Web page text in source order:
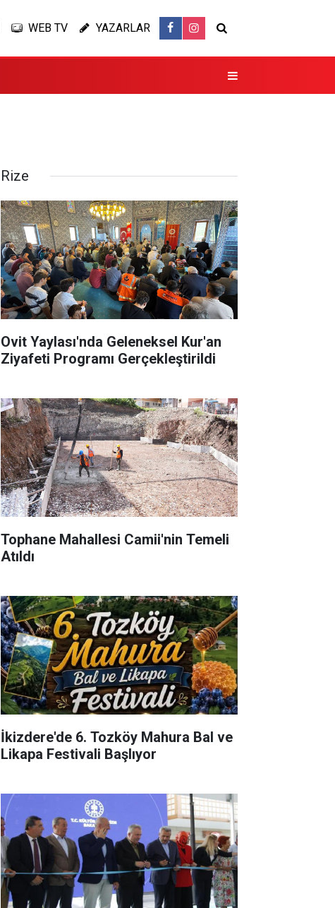
WEB TV YAZARLAR
Rize
Ovit Yaylası'nda Geleneksel Kur'an
Ziyafeti Programı Gerçekleştirildi
Tophane Mahallesi Camii'nin Temeli
Atıldı
İkizdere'de 6. Tozköy Mahura Bal ve
Likapa Festivali Başlıyor